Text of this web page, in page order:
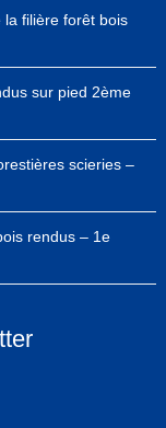
la filière forêt bois
sur pied 2ème
scieries –
rendus – 1e